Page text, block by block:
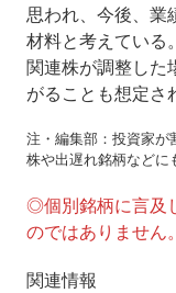
思われ、今後、業
材料と考えている
関連株が調整した
がることも想定さ
注・編集部：投資家が
株や出遅れ銘柄などに
◎個別銘柄に言及
のではありません。
関連情報